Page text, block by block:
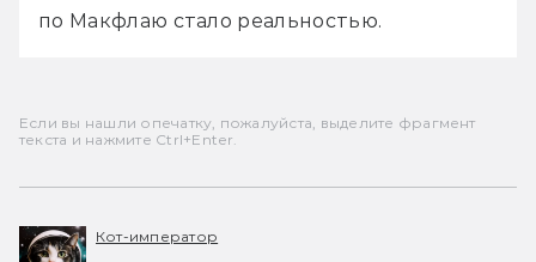
по Макфлаю стало реальностью.
Если вы нашли опечатку, пожалуйста, выделите фрагмент
текста и нажмите Ctrl+Enter.
Кот-император